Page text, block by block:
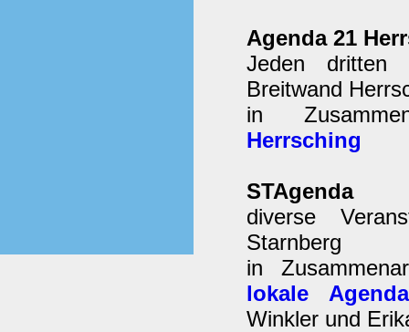
Agenda 21
Jeden dritten
Breitwand
in
Herrsching
STAgenda
diverse
Starnberg
in
lokale
Winkler und